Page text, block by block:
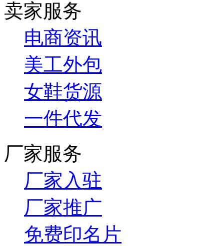
卖家服务
电商资讯
美工外包
女鞋货源
一件代发
厂家服务
厂家入驻
厂家推广
免费印名片